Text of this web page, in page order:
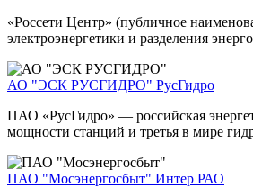
«Россети Центр» (публичное
электроэнергетики и разделения
АО "ЭСК РУСГИДРО" РусГидро
ПАО «РусГидро» — российская
мощности станций и третья в мире
ПАО "Мосэнергосбыт" Интер РАО